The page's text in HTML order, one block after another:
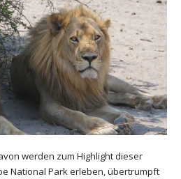
werden zum Highlight dieser
National Park erleben, übertrumpft